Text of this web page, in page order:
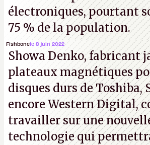
électroniques, pourtant
75 % de la population.
Fishbonele 8 juin 2022
Showa Denko, fabricant
plateaux magnétiques
disques durs de Toshiba,
encore Western Digital,
travailler sur une
technologie qui